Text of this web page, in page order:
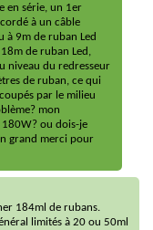
en série, un 1er
à un câble
à 9m de ruban Led
de ruban Led,
niveau du redresseur
de ruban, ce qui
par le milieu
mon
ou dois-je
grand merci pour
184ml de rubans.
limités à 20 ou 50ml